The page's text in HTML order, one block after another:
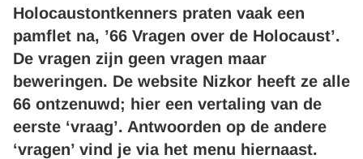
Holocaustontkenners praten vaak een
pamflet na, ’66 Vragen over de Holocaust’.
De vragen zijn geen vragen maar
beweringen. De website Nizkor heeft ze alle
66 ontzenuwd; hier een vertaling van de
eerste ‘vraag’. Antwoorden op de andere
‘vragen’ vind je via het menu hiernaast.